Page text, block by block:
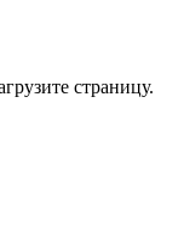
страницу.